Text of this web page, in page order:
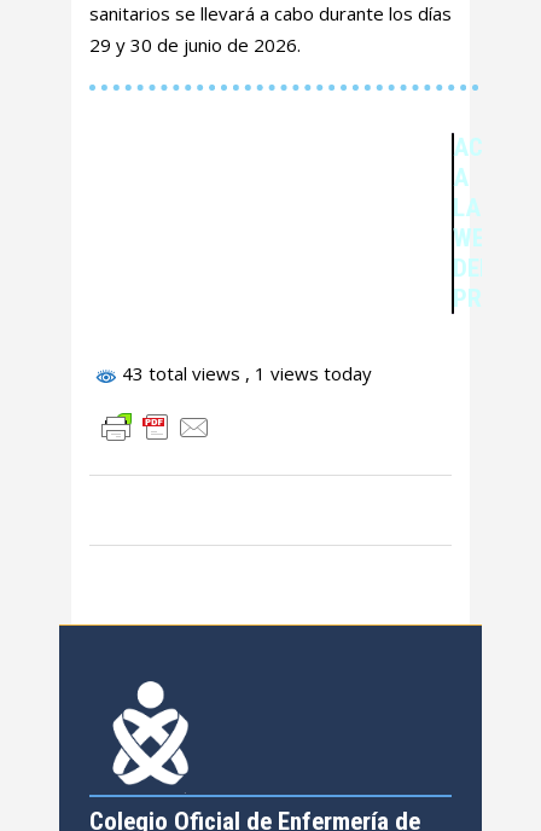
sanitarios se llevará a cabo durante los días
29 y 30 de junio de 2026.
ACCESO
A
LA
WEB
DEL
43 total views , 1 views today
Colegio Oficial de Enfermería de